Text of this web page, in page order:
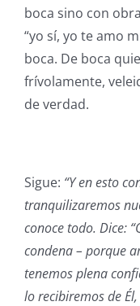
boca sino con
“yo sí, yo te amo
boca. De boca
frívolamente,
de verdad.
Sigue: “Y en esto
tranquilizaremos
conoce todo. Dice:
condena – porque
tenemos plena
lo recibiremos de